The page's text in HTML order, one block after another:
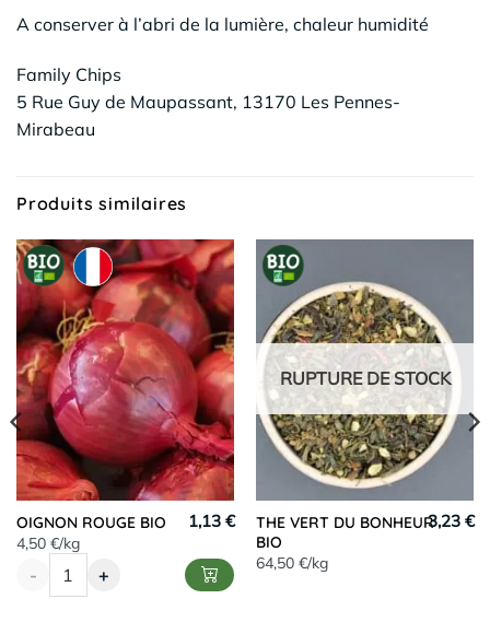
A conserver à l’abri de la lumière, chaleur humidité
Family Chips
5 Rue Guy de Maupassant, 13170 Les Pennes-
Mirabeau
Produits similaires
OIGNON ROUGE BIO
4,50 €/kg
1,13 €
- +
RUPTURE DE STOCK
THE VERT DU BONHEUR
BIO
64,50 €/kg
3,23 €